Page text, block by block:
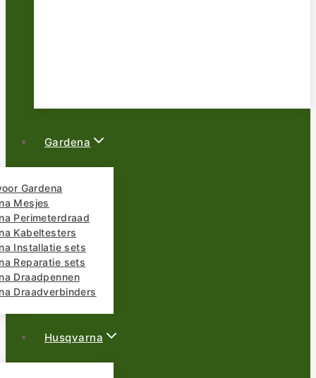
Gardena
Gardena
Mesjes
Perimeterdraad
Kabeltesters
Installatie sets
Reparatie sets
Draadpennen
Draadverbinders
Husqvarna